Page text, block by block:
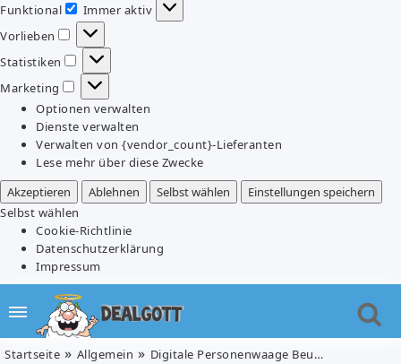
Funktional
Funktional
Immer aktiv
Vorlieben
Vorlieben
Statistiken
Statistiken
Marketing
Marketing
Optionen verwalten
Dienste verwalten
Verwalten von {vendor_count}-Lieferanten
Lese mehr über diese Zwecke
Akzeptieren
Ablehnen Selbst wählen
Einstellungen speichern
Selbst wählen
Cookie-Richtlinie
Datenschutzerklärung
Impressum
Startseite Allgemein Digitale Personenwaage Beurer GS 10 für 9,99€ inkl. Versand